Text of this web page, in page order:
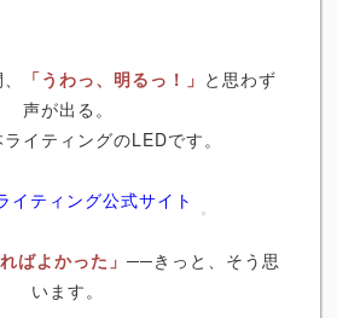
「うわっ、明るっ！」 と思わず
声が出る。
イティングのLEDです。
イティング公式サイト
ばよかった」 ──きっと、そう思
います。